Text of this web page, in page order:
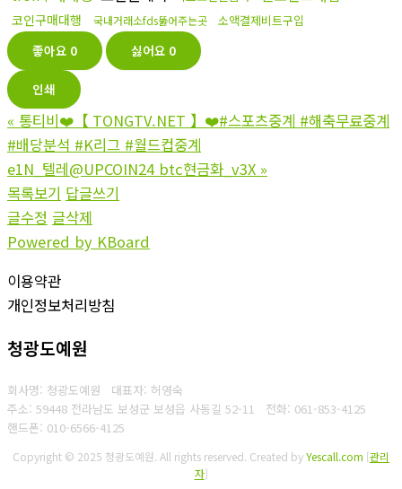
코인구매대행 국내거래소fds뚫어주는곳 소액결제비트구입
좋아요 0 싫어요 0
인쇄
« 통티비❤️【 TONGTV.NET 】❤️#스포츠중계 #해축무료중계
#배당분석 #K리그 #월드컵중계
e1N_텔레@UPCOIN24 btc현금화_v3X »
목록보기 답글쓰기
글수정 글삭제
Powered by KBoard
이용약관
개인정보처리방침
청광도예원
회사명: 청광도예원 대표자: 허영숙
주소: 59448 전라남도 보성군 보성읍 사동길 52-11 전화: 061-853-4125
핸드폰: 010-6566-4125
Copyright © 2025 청광도예원. All rights reserved. Created byYescall.com [관리
자]